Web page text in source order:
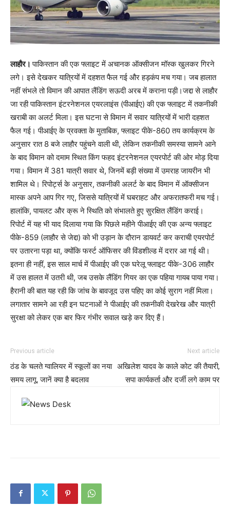
लाहौर।पाकिस्तान की एक फ्लाइट में अचानक ऑक्सीजन मॉस्क खुलकर गिरने
लगे। इसे देखकर यात्रियों में दहशत फैल गई और हड़कंप मच गया। जब हालात
नहीं संभले तो विमान की आपात लैंडिंग सऊदी अरब में कराना पड़ी।जद्दा से लाहौर
जा रही पाकिस्तान इंटरनेशनल एयरलाइंस (पीआईए) की एक फ्लाइट में तकनीकी
खराबी का अलर्ट मिला। इस घटना से विमान में सवार यात्रियों में भारी दहशत
फैल गई। पीआईए के प्रवक्ता के मुताबिक, फ्लाइट पीके-860 तय कार्यक्रम के
अनुसार रात 8 बजे लाहौर पहुंचने वाली थी, लेकिन तकनीकी समस्या सामने आने
के बाद विमान को दमाम स्थित किंग फहद इंटरनेशनल एयरपोर्ट की ओर मोड़ दिया
गया। विमान में 381 यात्री सवार थे, जिनमें बड़ी संख्या में उमराह जायरीन भी
शामिल थे। रिपोर्ट्स के अनुसार, तकनीकी अलर्ट के बाद विमान में ऑक्सीजन
मास्क अपने आप गिर गए, जिससे यात्रियों में घबराहट और अफरातफरी मच गई।
हालांकि, पायलट और क्रू ने स्थिति को संभालते हुए सुरक्षित लैंडिंग कराई।
रिपोर्ट में यह भी याद दिलाया गया कि पिछले महीने पीआईए की एक अन्य फ्लाइट
पीके-859 (लाहौर से जेद्दा) को भी उड़ान के दौरान डायवर्ट कर कराची एयरपोर्ट
पर उतारना पड़ा था, क्योंकि फर्स्ट ऑफिसर की विंडशील्ड में दरार आ गई थी।
इतना ही नहीं, इस साल मार्च में पीआईए की एक घरेलू फ्लाइट पीके-306 लाहौर
में उस हालत में उतरी थी, जब उसके लैंडिंग गियर का एक पहिया गायब पाया गया।
हैरानी की बात यह रही कि जांच के बावजूद उस पहिए का कोई सुराग नहीं मिला।
लगातार सामने आ रही इन घटनाओं ने पीआईए की तकनीकी देखरेख और यात्री
सुरक्षा को लेकर एक बार फिर गंभीर सवाल खड़े कर दिए हैं।
Previous article
ठंड के चलते ग्वालियर में स्कूलों का नया
समय लागू, जानें क्या है बदलाव
Next article
अखिलेश यादव के काले कोट की तैयारी,
सपा कार्यकर्ता और दर्जी लगे काम पर